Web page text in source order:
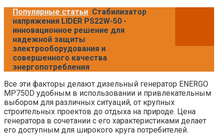
Популярные статьи Стабилизатор
напряжения LIDER PS22W-50 -
инновационное решение для
надежной защиты
электрооборудования и
совершенного качества
энергопотребления
Все эти факторы делают дизельный генератор ENERGO
MP750D удобным в использовании и привлекательным
выбором для различных ситуаций, от крупных
строительных проектов до отдыха на природе. Цена
генератора в сочетании с его характеристиками делает
его доступным для широкого круга потребителей.